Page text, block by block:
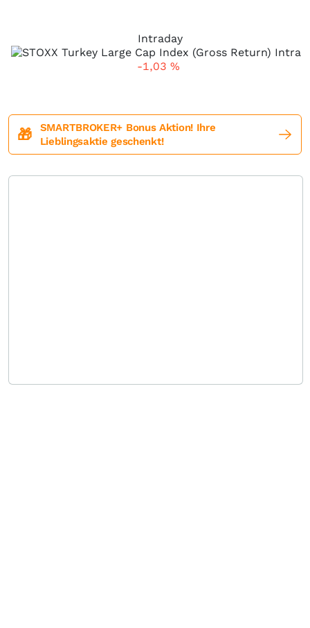
Intraday
-1,03 %
🎁
SMARTBROKER+ Bonus Aktion! Ihre
Lieblingsaktie geschenkt!